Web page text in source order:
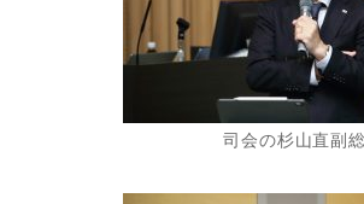
司会の杉山直副